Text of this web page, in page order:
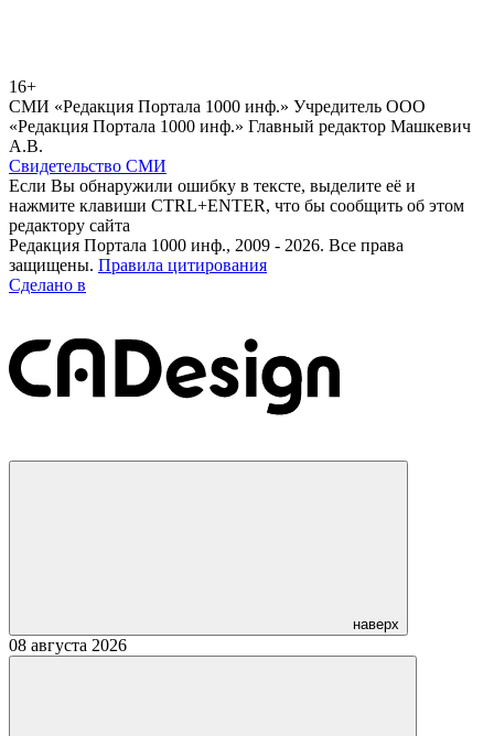
16+
СМИ «Редакция Портала 1000 инф.» Учредитель ООО
«Редакция Портала 1000 инф.» Главный редактор Машкевич
А.В.
Свидетельство СМИ
Если Вы обнаружили ошибку в тексте, выделите её и
нажмите клавиши CTRL+ENTER, что бы сообщить об этом
редактору сайта
Редакция Портала 1000 инф., 2009 - 2026. Все права
защищены. Правила цитирования
Сделано в
наверх
08 августа 2026